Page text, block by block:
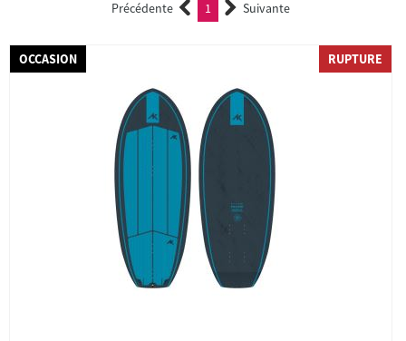
Précédente 1 (current)Suivante
OCCASION RUPTURE